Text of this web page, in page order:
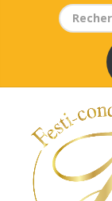
Search